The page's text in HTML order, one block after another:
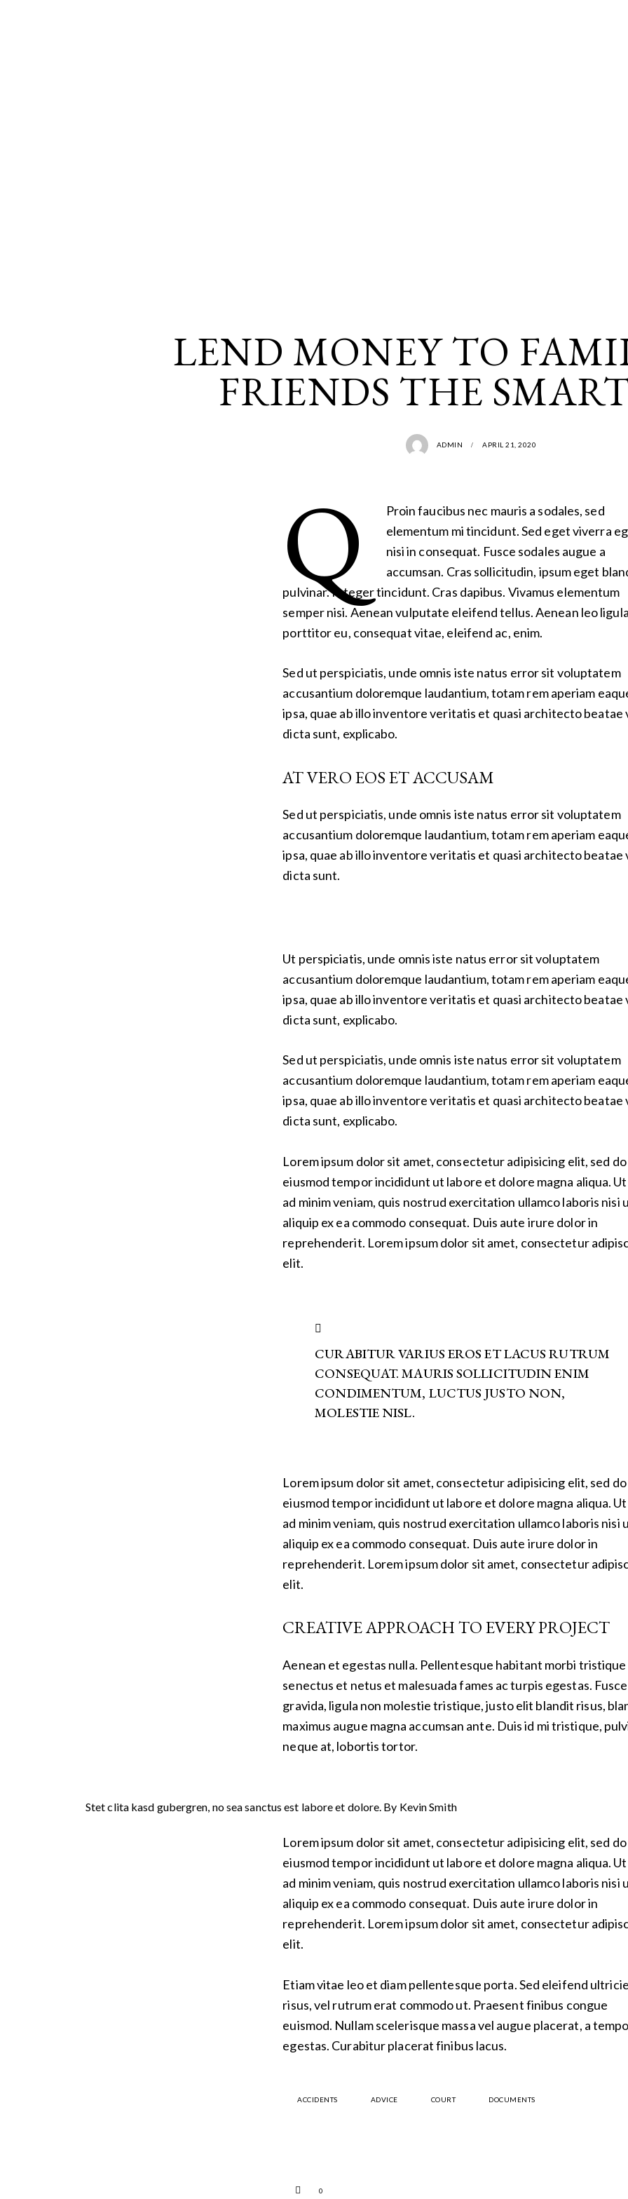
LEND MONEY TO
FRIENDS THE
ADMIN APRIL 21, 2020
q
Proin faucibus nec mauris a sodales, sed
elementum mi tincidunt. Sed eget viverra
nisi in consequat. Fusce sodales augue a
accumsan. Cras sollicitudin, ipsum eget
pulvinar. Integer tincidunt. Cras dapibus. Vivamus elementum
semper nisi. Aenean vulputate eleifend tellus. Aenean leo
porttitor eu, consequat vitae, eleifend ac, enim.
Sed ut perspiciatis, unde omnis iste natus error sit voluptatem
accusantium doloremque laudantium, totam rem aperiam
ipsa, quae ab illo inventore veritatis et quasi architecto beatae
dicta sunt, explicabo.
AT VERO EOS ET ACCUSAM
Sed ut perspiciatis, unde omnis iste natus error sit voluptatem
accusantium doloremque laudantium, totam rem aperiam
ipsa, quae ab illo inventore veritatis et quasi architecto beatae
dicta sunt.
Ut perspiciatis, unde omnis iste natus error sit voluptatem
accusantium doloremque laudantium, totam rem aperiam
ipsa, quae ab illo inventore veritatis et quasi architecto beatae
dicta sunt, explicabo.
Sed ut perspiciatis, unde omnis iste natus error sit voluptatem
accusantium doloremque laudantium, totam rem aperiam
ipsa, quae ab illo inventore veritatis et quasi architecto beatae
dicta sunt, explicabo.
Lorem ipsum dolor sit amet, consectetur adipisicing elit, sed do
eiusmod tempor incididunt ut labore et dolore magna aliqua.
ad minim veniam, quis nostrud exercitation ullamco laboris nisi
aliquip ex ea commodo consequat. Duis aute irure dolor in
reprehenderit. Lorem ipsum dolor sit amet, consectetur
elit.
CURABITUR VARIUS EROS ET LACUS RUTRUM
CONSEQUAT. MAURIS SOLLICITUDIN ENIM
CONDIMENTUM, LUCTUS JUSTO NON,
MOLESTIE NISL.
Lorem ipsum dolor sit amet, consectetur adipisicing elit, sed do
eiusmod tempor incididunt ut labore et dolore magna aliqua.
ad minim veniam, quis nostrud exercitation ullamco laboris nisi
aliquip ex ea commodo consequat. Duis aute irure dolor in
reprehenderit. Lorem ipsum dolor sit amet, consectetur
elit.
CREATIVE APPROACH TO EVERY PROJECT
Aenean et egestas nulla. Pellentesque habitant morbi tristique
senectus et netus et malesuada fames ac turpis egestas. Fusce
gravida, ligula non molestie tristique, justo elit blandit risus,
maximus augue magna accumsan ante. Duis id mi tristique,
neque at, lobortis tortor.
Stet clita kasd gubergren, no sea sanctus est labore et dolore. By Kevin Smith
Lorem ipsum dolor sit amet, consectetur adipisicing elit, sed do
eiusmod tempor incididunt ut labore et dolore magna aliqua.
ad minim veniam, quis nostrud exercitation ullamco laboris nisi
aliquip ex ea commodo consequat. Duis aute irure dolor in
reprehenderit. Lorem ipsum dolor sit amet, consectetur
elit.
Etiam vitae leo et diam pellentesque porta. Sed eleifend
risus, vel rutrum erat commodo ut. Praesent finibus congue
euismod. Nullam scelerisque massa vel augue placerat, a
egestas. Curabitur placerat finibus lacus.
ACCIDENTS ADVICE COURT DOCUMENTS
0